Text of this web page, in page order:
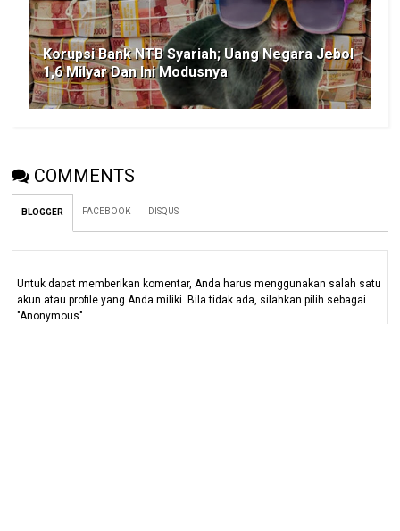
Korupsi Bank NTB Syariah; Uang Negara Jebol
1,6 Milyar Dan Ini Modusnya
COMMENTS
BLOGGER FACEBOOK DISQUS
Untuk dapat memberikan komentar, Anda harus menggunakan salah satu
akun atau profile yang Anda miliki. Bila tidak ada, silahkan pilih sebagai
"Anonymous"